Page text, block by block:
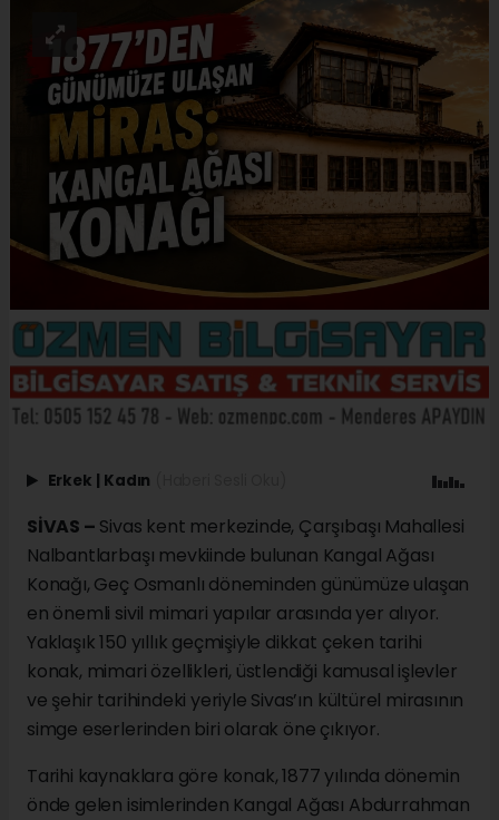
Erkek Kadın
SİVAS – Sivas kent merkezinde, Çarşıbaşı Mahallesi
Nalbantlarbaşı mevkiinde bulunan Kangal Ağası
Konağı, Geç Osmanlı döneminden günümüze ulaşan
en önemli sivil mimari yapılar arasında yer alıyor.
Yaklaşık 150 yıllık geçmişiyle dikkat çeken tarihi
konak, mimari özellikleri, üstlendiği kamusal işlevler
ve şehir tarihindeki yeriyle Sivas’ın kültürel mirasının
simge eserlerinden biri olarak öne çıkıyor.
Tarihi kaynaklara göre konak, 1877 yılında dönemin
önde gelen isimlerinden Kangal Ağası Abdurrahman